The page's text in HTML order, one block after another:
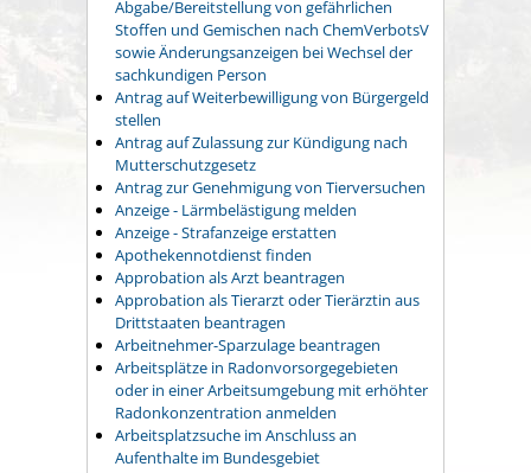
Abgabe/Bereitstellung von gefährlichen
Stoffen und Gemischen nach ChemVerbotsV
sowie Änderungsanzeigen bei Wechsel der
sachkundigen Person
Antrag auf Weiterbewilligung von Bürgergeld
stellen
Antrag auf Zulassung zur Kündigung nach
Mutterschutzgesetz
Antrag zur Genehmigung von Tierversuchen
Anzeige - Lärmbelästigung melden
Anzeige - Strafanzeige erstatten
Apothekennotdienst finden
Approbation als Arzt beantragen
Approbation als Tierarzt oder Tierärztin aus
Drittstaaten beantragen
Arbeitnehmer-Sparzulage beantragen
Arbeitsplätze in Radonvorsorgegebieten
oder in einer Arbeitsumgebung mit erhöhter
Radonkonzentration anmelden
Arbeitsplatzsuche im Anschluss an
Aufenthalte im Bundesgebiet